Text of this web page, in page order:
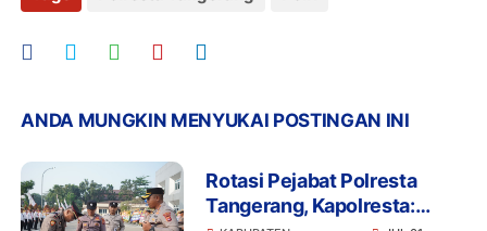
ANDA MUNGKIN MENYUKAI POSTINGAN INI
Rotasi Pejabat Polresta
Tangerang, Kapolresta: